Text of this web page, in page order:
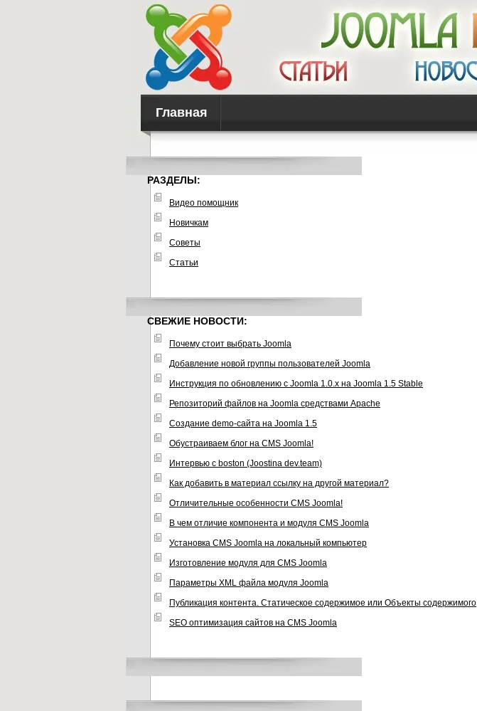
Главная
РАЗДЕЛЫ:
Видео помощник
Новичкам
Советы
Статьи
СВЕЖИЕ НОВОСТИ:
Почему стоит выбрать Joomla
Добавление новой группы пользователей Joomla
Инструкция по обновлению с Joomla 1.0.x на Joomla 1.5 Stable
Репозиторий файлов на Joomla средствами Apache
Создание demo-сайта на Joomla 1.5
Обустраиваем блог на CMS Joomla!
Интервью с boston (Joostina dev.team)
Как добавить в материал ссылку на другой материал?
Отличительные особенности CMS Joomla!
В чем отличие компонента и модуля CMS Joomla
Установка CMS Joomla на локальный компьютер
Изготовление модуля для CMS Joomla
Параметры XML файла модуля Joomla
Публикация контента. Статическое содержимое или Объекты содержимого
SEO оптимизация сайтов на CMS Joomla